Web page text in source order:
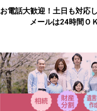
お電話大歓迎！土日も対応
メールは24時間Ｏ